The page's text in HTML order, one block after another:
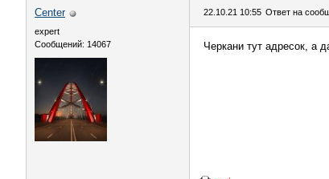
Center
expert
Сообщений: 14067
22.10.21 10:55 Ответ на
Черкани тут адресок, а